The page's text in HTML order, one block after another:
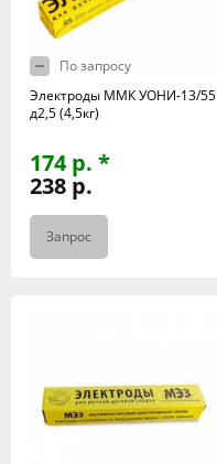
По запросу
Электроды ММК УОНИ-13/55
д2,5 (4,5кг)
174 р. *
238 р.
Запрос